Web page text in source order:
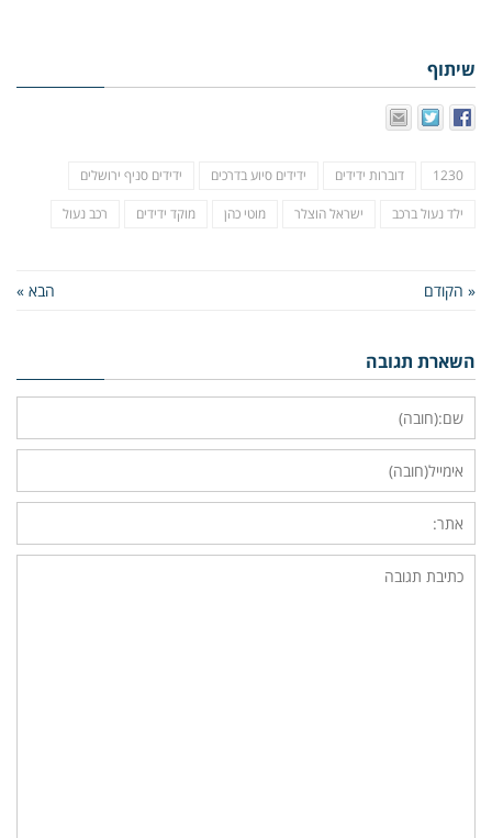
שיתוף
1230 דוברות ידידים ידידים סיוע בדרכים ידידים סניף ירושלים
ילד נעול ברכב ישראל הוצלר מוטי כהן מוקד ידידים רכב נעול
« הקודם הבא »
השארת תגובה